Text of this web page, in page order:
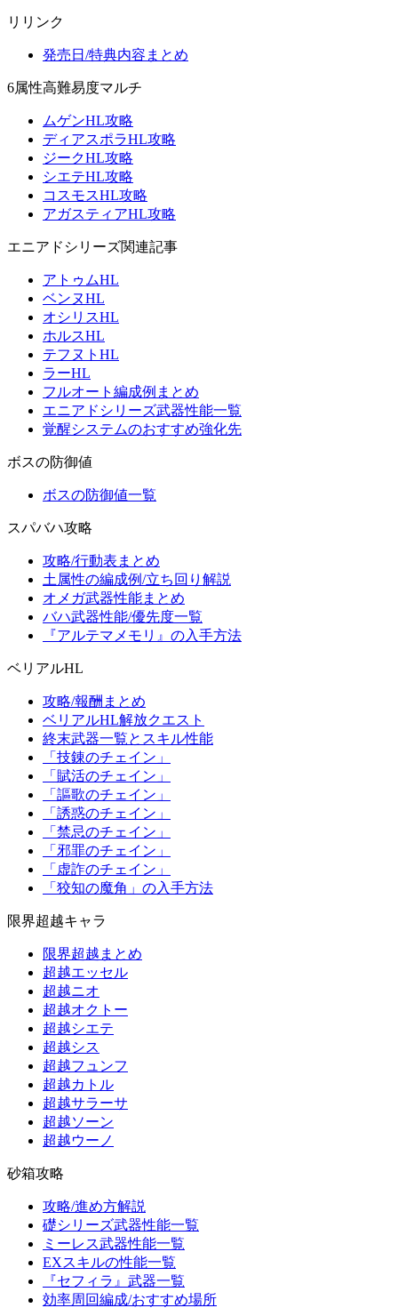
リリンク
発売日/特典内容まとめ
6属性高難易度マルチ
ムゲンHL攻略
ディアスポラHL攻略
ジークHL攻略
シエテHL攻略
コスモスHL攻略
アガスティアHL攻略
エニアドシリーズ関連記事
アトゥムHL
ベンヌHL
オシリスHL
ホルスHL
テフヌトHL
ラーHL
フルオート編成例まとめ
エニアドシリーズ武器性能一覧
覚醒システムのおすすめ強化先
ボスの防御値
ボスの防御値一覧
スパバハ攻略
攻略/行動表まとめ
土属性の編成例/立ち回り解説
オメガ武器性能まとめ
バハ武器性能/優先度一覧
『アルテマメモリ』の入手方法
ベリアルHL
攻略/報酬まとめ
ベリアルHL解放クエスト
終末武器一覧とスキル性能
「技錬のチェイン」
「賦活のチェイン」
「謳歌のチェイン」
「誘惑のチェイン」
「禁忌のチェイン」
「邪罪のチェイン」
「虚詐のチェイン」
「狡知の魔角」の入手方法
限界超越キャラ
限界超越まとめ
超越エッセル
超越ニオ
超越オクトー
超越シエテ
超越シス
超越フュンフ
超越カトル
超越サラーサ
超越ソーン
超越ウーノ
砂箱攻略
攻略/進め方解説
礎シリーズ武器性能一覧
ミーレス武器性能一覧
EXスキルの性能一覧
『セフィラ』武器一覧
効率周回編成/おすすめ場所